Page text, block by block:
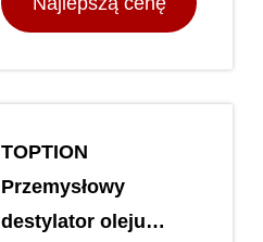
TOPTION
Przemysłowy
destylator oleju